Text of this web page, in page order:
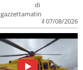
di
gazzettamatin
il 07/08/2026